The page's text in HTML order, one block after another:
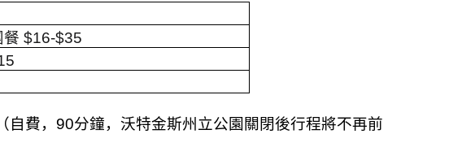
餐 $16-$35
自費， 90分鐘，沃特金斯州立公園關閉後行程將不再前